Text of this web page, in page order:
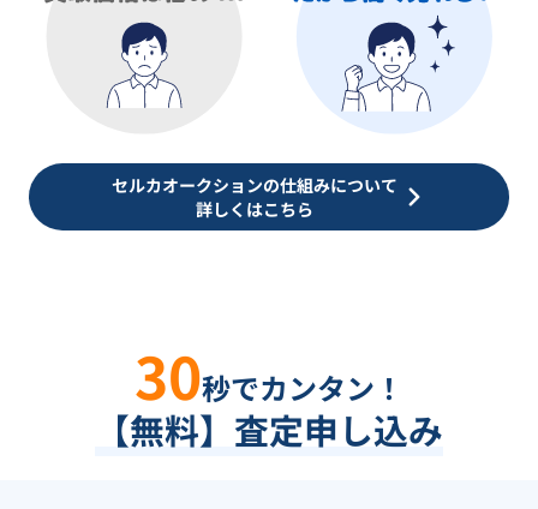
セルカオークションの仕組みについて
詳しくはこちら
30秒でカンタン！
【無料】査定申し込み